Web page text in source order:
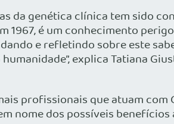
da genética clínica tem sido
é um conhecimento
e refletindo sobre este
explica Tatiana
profissionais que atuam
nome dos possíveis benefícios